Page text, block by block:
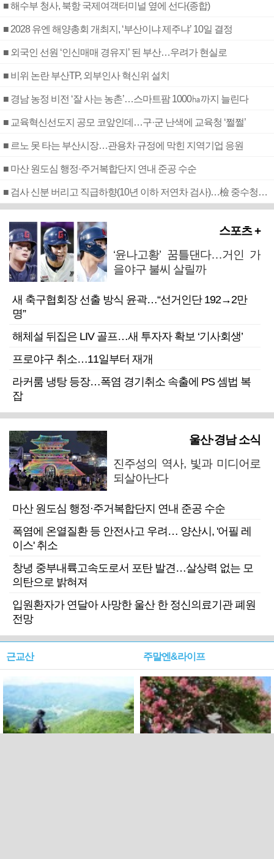
■ 해수부 청사, 북항 국제여객터미널 옆에 선다(종합)
■ 2028 유엔 해양총회 개최지, ‘부산이냐 제주냐’ 10일 결정
■ 외국인 선원 ‘인신매매 경유지’ 된 부산…우려가 현실로
■ 비위 논란 부산TP, 외부인사 혁신위 설치
■ 경남 농정 비전 ‘잘 사는 농촌’…스마트팜 1000㏊까지 늘린다
■ 교육혁신선도지 공모 코앞인데…구·군 난색에 교육청 ‘쩔쩔’
■ 르노 못 타는 부산시장…관용차 규정에 막힌 지역기업 응원
■ 마산 원도심 행정·주거복합단지 연내 준공 수순
■ 검사 신분 버리고 직급하향(10년 이하 저연차 검사)…檢 중수청행 기피
스포츠 +
‘윤나고황’ 꿈틀댄다…거인 가
을야구 불씨 살릴까
새 축구협회장 선출 방식 윤곽…“선거인단 192→2만
명”
해체설 뒤집은 LIV 골프…새 투자자 확보 ‘기사회생’
프로야구 취소…11일부터 재개
라커룸 냉탕 등장…폭염 경기취소 속출에 PS 셈법 복
잡
울산·경남 소식
진주성의 역사, 빛과 미디어로
되살아난다
마산 원도심 행정·주거복합단지 연내 준공 수순
폭염에 온열질환 등 안전사고 우려… 양산시, '어필 레
이스' 취소
창녕 중부내륙고속도로서 포탄 발견…살상력 없는 모
의탄으로 밝혀져
입원환자가 연달아 사망한 울산 한 정신의료기관 폐원
전망
근교산 주말엔&라이프